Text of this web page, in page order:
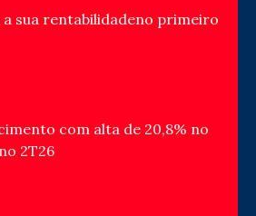
sua rentabilidadeno primeiro
com alta de 20,8% no
2T26